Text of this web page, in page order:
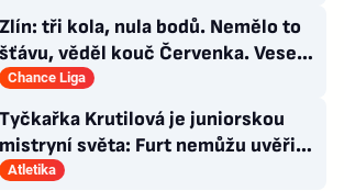
Zlín: tři kola, nula bodů. Nemělo to
šťávu, věděl kouč Červenka. Veselý
dostal dárek
Chance Liga
Tyčkařka Krutilová je juniorskou
mistryní světa: Furt nemůžu uvěřit,
co se stalo!
Atletika